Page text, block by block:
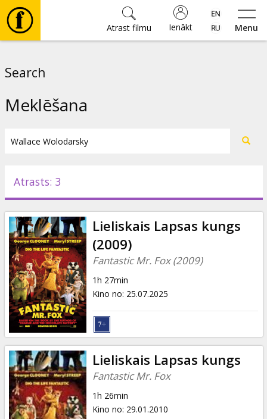
Menu
Ienākt
Atrast filmu
Pasākumi
Ziņas
Dāvanu
kartes
Uzkodas
B2B
Kino
Klubs
Search
Meklēšana
Atrasts: 3
Lieliskais Lapsas kungs
(2009)
Fantastic Mr. Fox (2009)
1h 27min
Kino no: 25.07.2025
Lieliskais Lapsas kungs
Fantastic Mr. Fox
1h 26min
Kino no: 29.01.2010